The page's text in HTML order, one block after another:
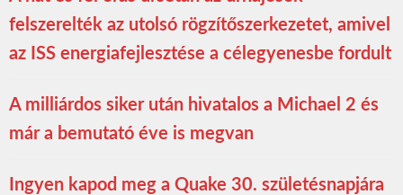
felszerelték az utolsó rögzítőszerkezetet, amivel
az ISS energiafejlesztése a célegyenesbe fordult
A milliárdos siker után hivatalos a Michael 2 és
már a bemutató éve is megvan
Ingyen kapod meg a Quake 30. születésnapjára